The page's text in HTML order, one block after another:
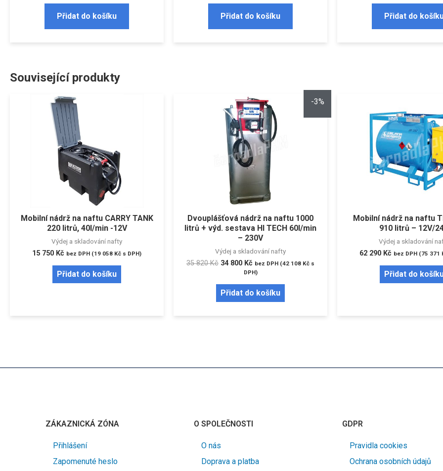
Přidat do košíku Přidat do košíku Přidat do
Související produkty
Mobilní nádrž na naftu CARRY TANK
220 litrů, 40l/min -12V
Výdej a skladování nafty
15 750 Kč bez DPH (19 058 Kč s DPH)
Přidat do košíku
-3%
Dvouplášťová nádrž na naftu 1000
litrů + výd. sestava HI TECH 60l/min
– 230V
Výdej a skladování nafty
35 820Kč 34 800 Kč bez DPH (42 108 Kč s
DPH)
Přidat do košíku
Mobilní nádrž na naftu
910 litrů – 12V/
Výdej a skladování
62 290 Kč bez DPH (75 371
Přidat do
ZÁKAZNICKÁ ZÓNA
Přihlášení
Zapomenuté heslo
O SPOLEČNOSTI
O nás
Doprava a platba
GDPR
Pravidla cookies
Ochrana osobních údajů